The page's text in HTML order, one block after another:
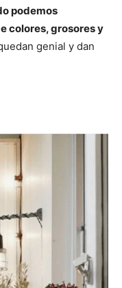
podemos
colores, grosores y
genial y dan